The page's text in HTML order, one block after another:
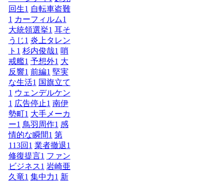
回生1 自転車盗難
1 カーフィルム1
大統領選挙1 耳そ
うじ1 炎上タレン
ト 1 杉内俊哉1 哨
戒艦1 予想外1 大
反響1 前編1 堅実
な生活1 国旗立て
1 ウェンデルケン
1 広告停止1 南伊
勢町1 大手メーカ
ー1 鳥羽周作1 感
情的な瞬間1 第
113回 1 業者撤退1
修復提言1 ファン
ビジネス1 岩崎亜
久竜1 集中力1 新